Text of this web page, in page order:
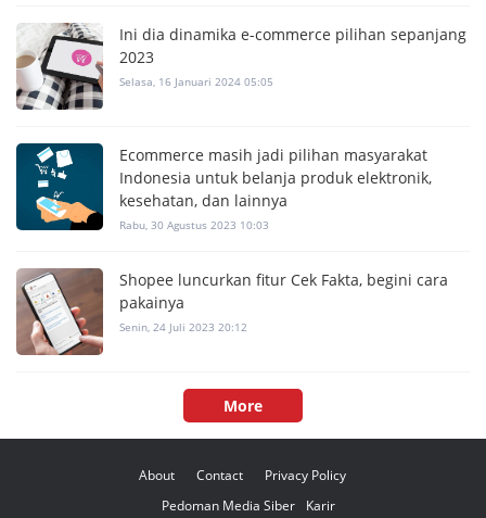
Ini dia dinamika e-commerce pilihan sepanjang
2023
Selasa, 16 Januari 2024 05:05
Ecommerce masih jadi pilihan masyarakat
Indonesia untuk belanja produk elektronik,
kesehatan, dan lainnya
Rabu, 30 Agustus 2023 10:03
Shopee luncurkan fitur Cek Fakta, begini cara
pakainya
Senin, 24 Juli 2023 20:12
More
About Contact
Privacy Policy
Pedoman Media Siber
Karir